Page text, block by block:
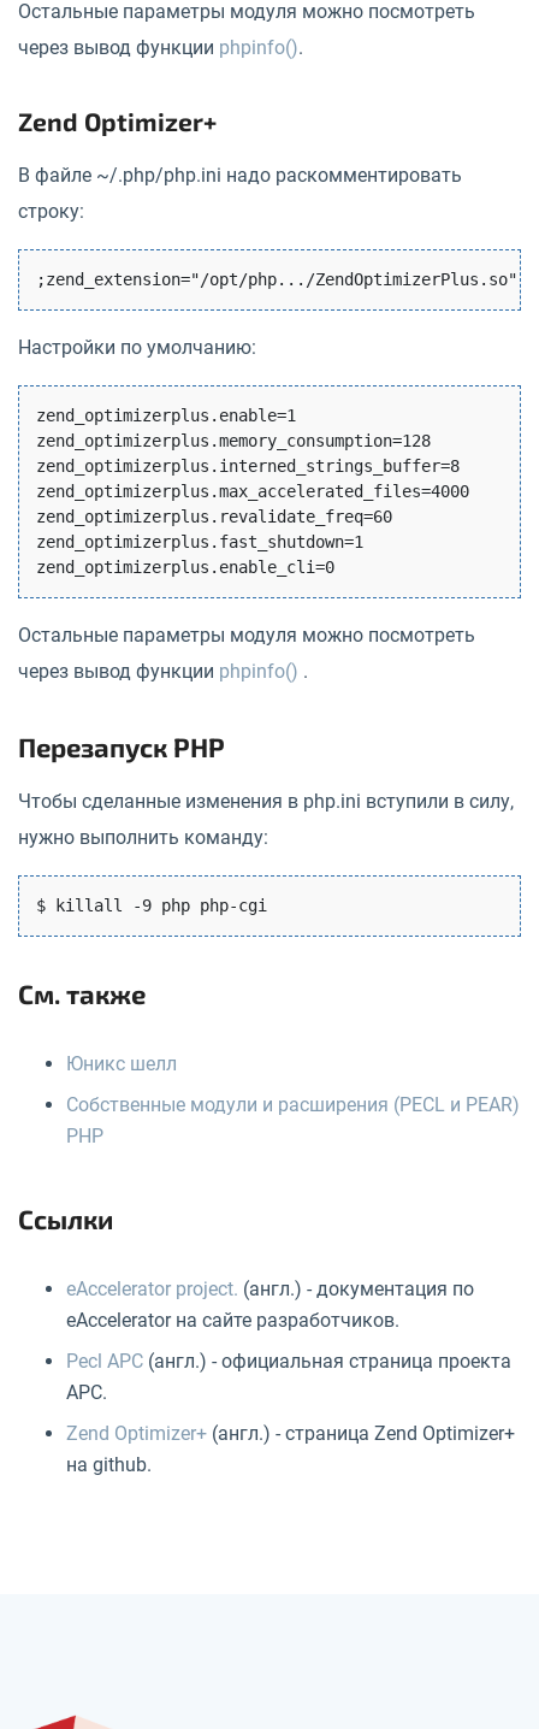
Остальные параметры модуля можно посмотреть
через вывод функции phpinfo().
Zend Optimizer+
В файле ~/.php/php.ini надо раскомментировать
строку:
Настройки по умолчанию:
zend_optimizerplus.enable=1
zend_optimizerplus.memory_consumption=128
zend_optimizerplus.interned_strings_buffer=8
zend_optimizerplus.max_accelerated_files=4000
zend_optimizerplus.revalidate_freq=60
zend_optimizerplus.fast_shutdown=1
Остальные параметры модуля можно посмотреть
через вывод функции phpinfo() .
Перезапуск PHP
Чтобы сделанные изменения в php.ini вступили в силу,
нужно выполнить команду:
См. также
Юникс шелл
Собственные модули и расширения (PECL и PEAR)
PHP
Ссылки
eAccelerator project. (англ.) - документация по
eAccelerator на сайте разработчиков.
Pecl APC (англ.) - официальная страница проекта
APC.
Zend Optimizer+ (англ.) - страница Zend Optimizer+
на github.